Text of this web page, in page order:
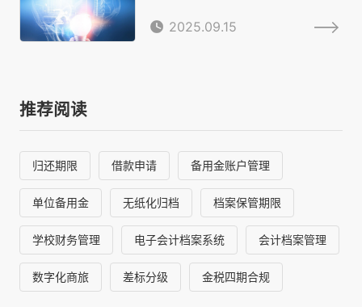
2025.09.15
推荐阅读
归还期限 借款申请 备用金账户管理
单位备用金 无纸化归档 档案保管期限
学校财务管理 电子会计档案系统 会计档案管理
数字化商旅 差标分级 金税四期合规